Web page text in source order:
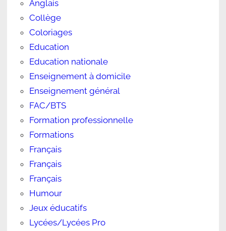
Anglais
Collège
Coloriages
Education
Education nationale
Enseignement à domicile
Enseignement général
FAC/BTS
Formation professionnelle
Formations
Français
Français
Français
Humour
Jeux éducatifs
Lycées/Lycées Pro